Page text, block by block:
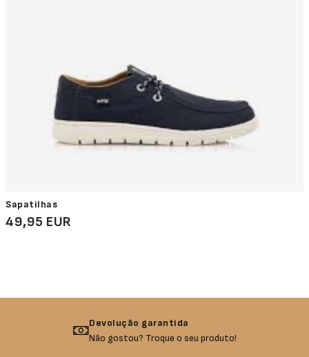
Sapatilhas
49,95 EUR
Devolução garantida
Não gostou? Troque o seu produto!